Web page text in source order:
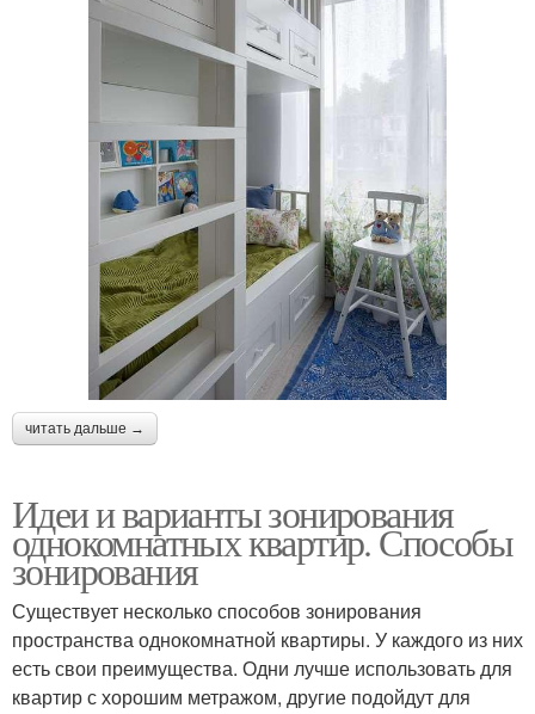
читать дальше →
Идеи и варианты зонирования
однокомнатных квартир. Способы
зонирования
Существует несколько способов зонирования
пространства однокомнатной квартиры. У каждого из них
есть свои преимущества. Одни лучше использовать для
квартир с хорошим метражом, другие подойдут для